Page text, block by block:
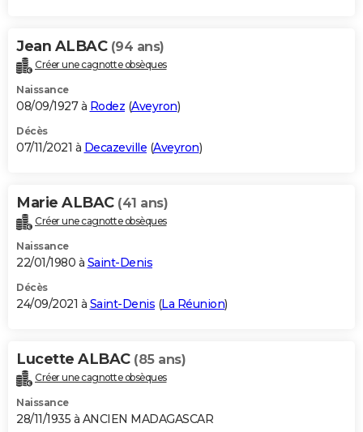
Jean ALBAC (94 ans)
Créer une cagnotte obsèques
Naissance
08/09/1927 à Rodez (Aveyron)
Décès
07/11/2021 à Decazeville (Aveyron)
Marie ALBAC (41 ans)
Créer une cagnotte obsèques
Naissance
22/01/1980 à Saint-Denis
Décès
24/09/2021 à Saint-Denis (La Réunion)
Lucette ALBAC (85 ans)
Créer une cagnotte obsèques
Naissance
28/11/1935 à ANCIEN MADAGASCAR